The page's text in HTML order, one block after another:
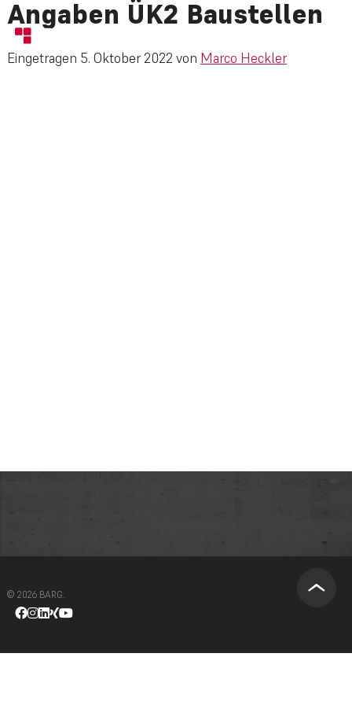
Angaben ÜK2 Baustellen
Eingetragen 5. Oktober 2022von Marco Heckler
© 2026 BARG.